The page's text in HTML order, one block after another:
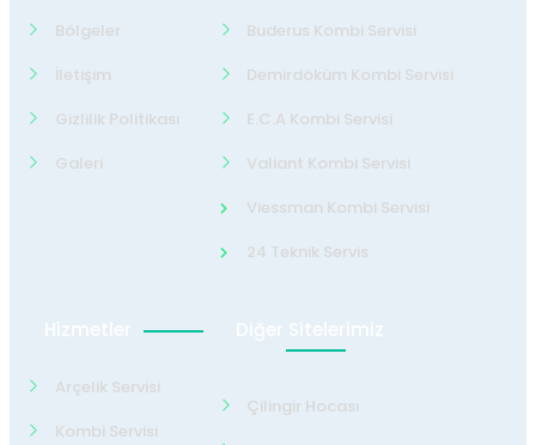
Bölgeler
İletişim
Gizlilik Politikası
Galeri
Buderus Kombi Servisi
Demirdöküm Kombi Servisi
E.C.A Kombi Servisi
Valiant Kombi Servisi
Viessman Kombi Servisi
24 Teknik Servis
Hizmetler
Arçelik Servisi
Kombi Servisi
Diğer Sitelerimiz
Çilingir Hocası